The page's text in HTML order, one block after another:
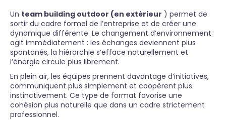
Un team building outdoor (en extérieur ) permet de
sortir du cadre formel de l’entreprise et de créer une
dynamique différente. Le changement d’environnement
agit immédiatement : les échanges deviennent plus
spontanés, la hiérarchie s’efface naturellement et
l’énergie circule plus librement.
En plein air, les équipes prennent davantage d’initiatives,
communiquent plus simplement et coopèrent plus
instinctivement. Ce type de format favorise une
cohésion plus naturelle que dans un cadre strictement
professionnel.